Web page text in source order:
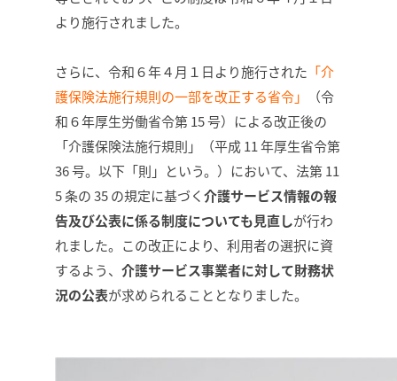
より施行されました。
さらに、令和６年４月１日より施行された 「介
護保険法施行規則の一部を改正する省令」
（令
和６年厚生労働省令第 15 号）による改正後の
「介護保険法施行規則」（平成 11 年厚生省令第
36 号。以下「則」という。）において、法第 11
5 条の 35 の規定に基づく介護サービス情報の報
告及び公表に係る制度についても見直しが行わ
れました。この改正により、利用者の選択に資
するよう、 介護サービス事業者に対して財務状
況の公表が求められることとなりました。